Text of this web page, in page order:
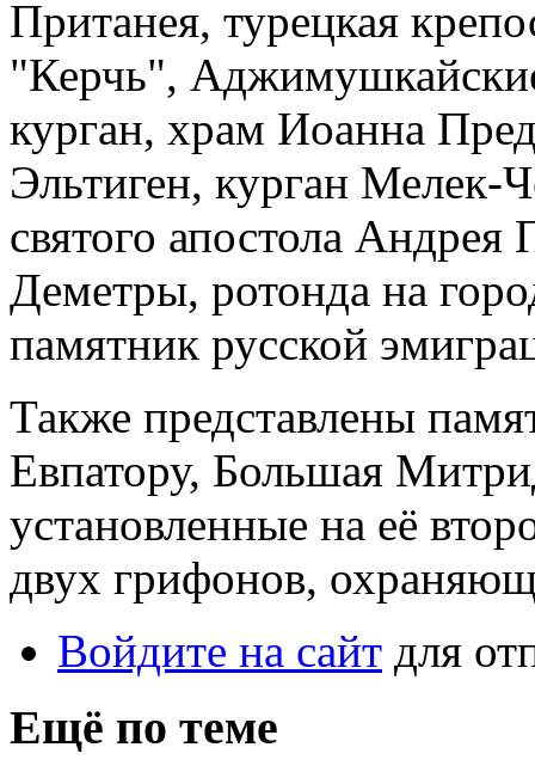
Пританея, турецкая
"Керчь",
курган, храм Иоанна
Эльтиген, курган Мелек-
святого апостола Андрея
Деметры, ротонда на
памятник русской
Также представлены
Евпатору, Большая
установленные на её
двух грифонов,
Войдите на сайт для
Ещё по теме